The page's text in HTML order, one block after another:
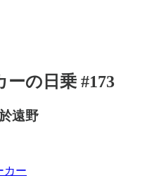
ーの日乗 #173
遠野
カー